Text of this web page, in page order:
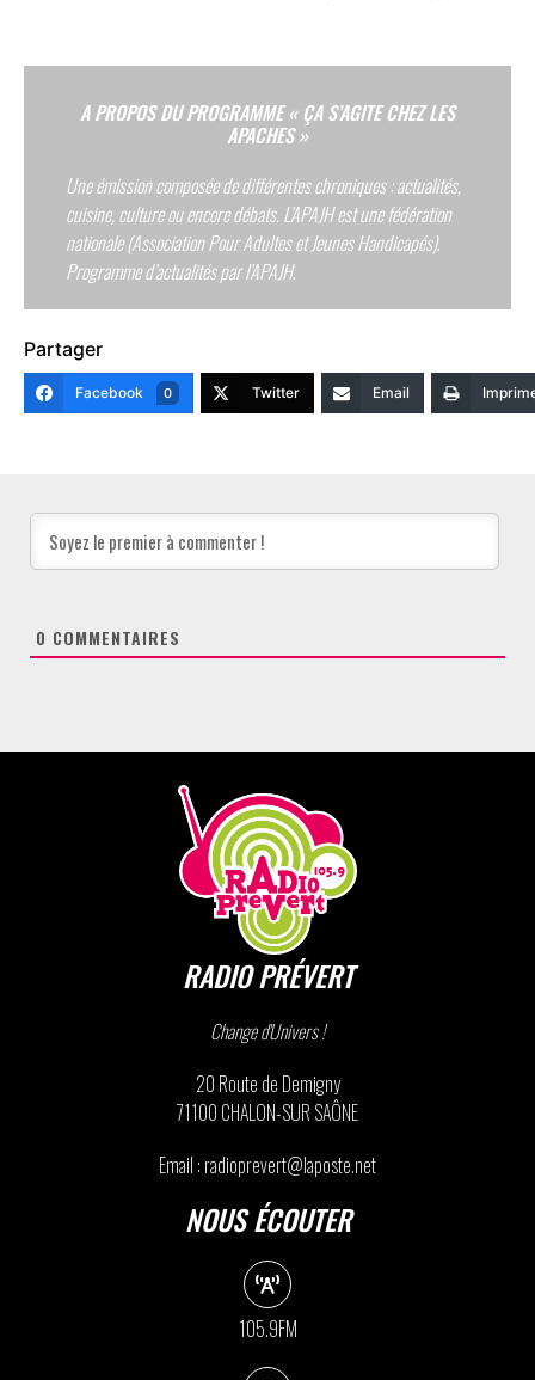
A PROPOS DU PROGRAMME « ÇA S’AGITE CHEZ LES
APACHES »
Une émission composée de différentes chroniques : actualités,
cuisine, culture ou encore débats. L’APAJH est une fédération
nationale (Association Pour Adultes et Jeunes Handicapés).
Programme d’actualités par l’APAJH.
Partager
Facebook 0 Twitter Email
0 COMMENTAIRES
RADIO PRÉVERT
Change d'Univers !
20 Route de Demigny
71100 CHALON-SUR SAÔNE
Email : radioprevert@laposte.net
NOUS ÉCOUTER
105.9FM